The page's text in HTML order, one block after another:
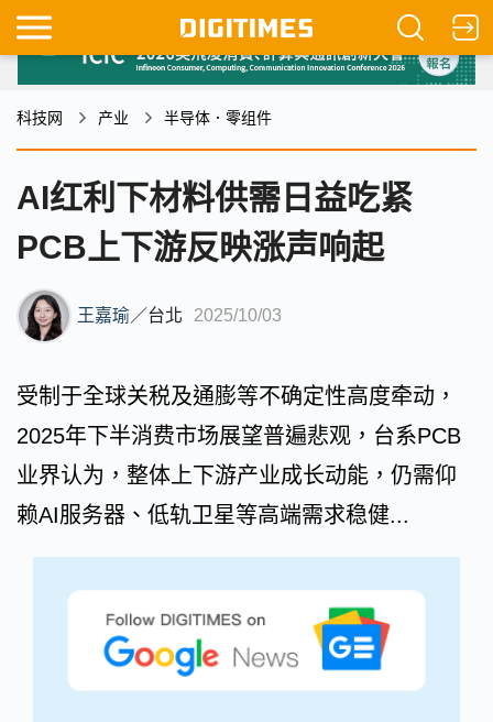
科技网 产业 半导体．零组件
AI红利下材料供需日益吃紧
PCB上下游反映涨声响起
王嘉瑜／台北 2025/10/03
受制于全球关税及通膨等不确定性高度牵动，
2025年下半消费市场展望普遍悲观，台系PCB
业界认为，整体上下游产业成长动能，仍需仰
赖AI服务器、低轨卫星等高端需求稳健...